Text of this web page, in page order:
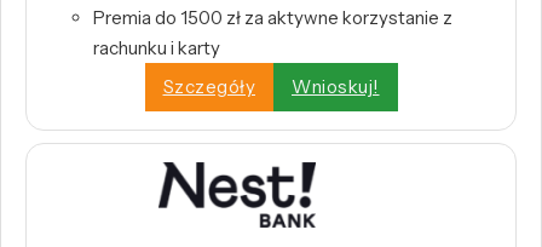
Premia do 1500 zł za aktywne korzystanie z
rachunku i karty
Szczegóły
Wnioskuj!